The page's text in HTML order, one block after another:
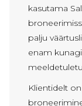
kasutama
palju
enam
Klientidelt